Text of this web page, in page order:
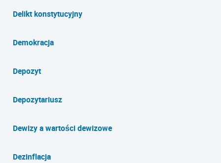
Delikt konstytucyjny
Demokracja
Depozyt
Depozytariusz
Dewizy a wartości dewizowe
Dezinflacja